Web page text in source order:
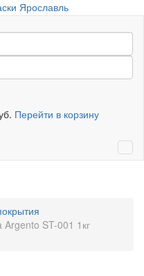
Ярославль
Перейти в корзину
ST-001 1кг